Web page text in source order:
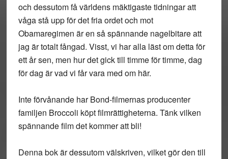
och dessutom få världens mäktigaste tidningar att
våga stå upp för det fria ordet och mot
Obamaregimen är en så spännande nagelbitare att
jag är totalt fångad. Visst, vi har alla läst om detta för
ett år sen, men hur det gick till timme för timme, dag
för dag är vad vi får vara med om här.
Inte förvånande har Bond-filmernas producenter
familjen Broccoli köpt filmrättigheterna. Tänk vilken
spännande film det kommer att bli!
Denna bok är dessutom välskriven, vilket gör den till